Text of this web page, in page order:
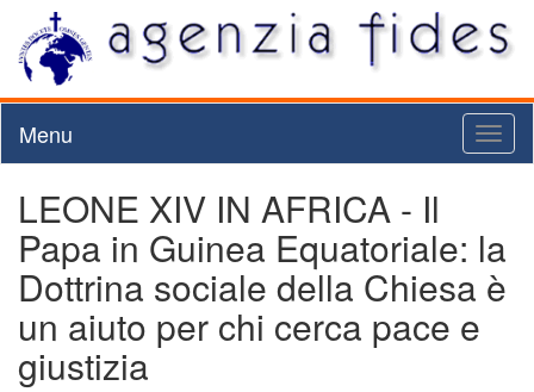
Menu
LEONE XIV IN AFRICA - Il
Papa in Guinea Equatoriale: la
Dottrina sociale della Chiesa è
un aiuto per chi cerca pace e
giustizia